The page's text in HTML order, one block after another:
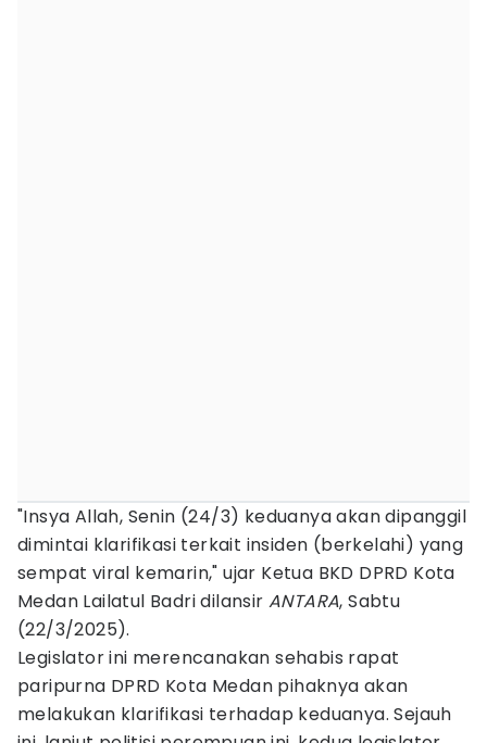
"Insya Allah, Senin (24/3) keduanya akan dipanggil
dimintai klarifikasi terkait insiden (berkelahi) yang
sempat viral kemarin," ujar Ketua BKD DPRD Kota
Medan Lailatul Badri dilansir ANTARA, Sabtu
(22/3/2025).
Legislator ini merencanakan sehabis rapat
paripurna DPRD Kota Medan pihaknya akan
melakukan klarifikasi terhadap keduanya. Sejauh